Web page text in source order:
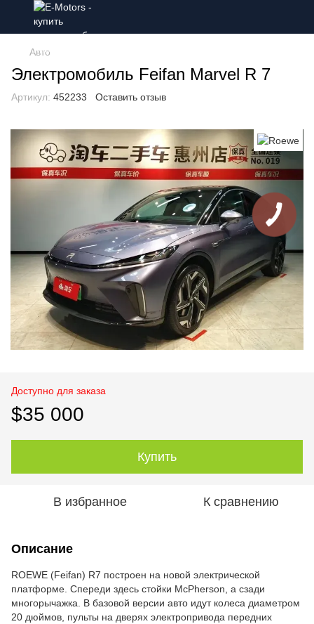
Авто
Электромобиль Feifan Marvel R 7
Артикул: 452233 Оставить отзыв
Доступно для заказа
$35 000
Купить
В избранное К сравнению
Описание
ROEWE (Feifan) R7 построен на новой электрической
платформе. Спереди здесь стойки McPherson, а сзади
многорычажка. В базовой версии авто идут колеса диаметром
20 дюймов, пульты на дверях электропривода передних